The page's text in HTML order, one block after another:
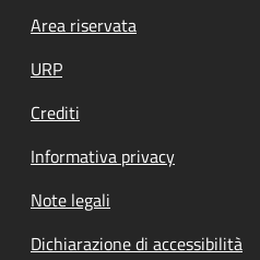
Footer menu
Area riservata
URP
Crediti
Informativa privacy
Note legali
Dichiarazione di accessibilità